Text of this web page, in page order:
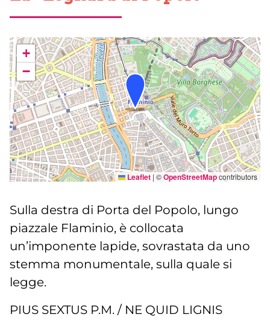
+
−
Leaflet | ©OpenStreetMapcontributors
Sulla destra di Porta del Popolo, lungo
piazzale Flaminio, è collocata
un’imponente lapide, sovrastata da uno
stemma monumentale, sulla quale si
legge.
PIUS SEXTUS P.M. / NE QUID LIGNIS